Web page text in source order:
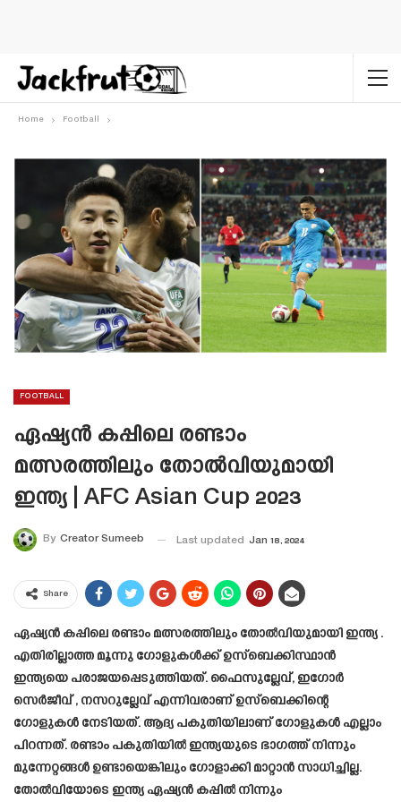
Home Football
FOOTBALL
ഏഷ്യൻ കപ്പിലെ രണ്ടാം
മത്സരത്തിലും തോൽവിയുമായി
ഇന്ത്യ | AFC Asian Cup 2023
By Creator Sumeeb Last updated Jan 18, 2024
Share
ഏഷ്യൻ കപ്പിലെ രണ്ടാം മത്സരത്തിലും തോൽവിയുമായി ഇന്ത്യ .
എതിരില്ലാത്ത മൂന്നു ഗോളുകൾക്ക് ഉസ്‌ബെക്കിസ്ഥാൻ
ഇന്ത്യയെ പരാജയപ്പെടുത്തിയത്. ഫൈസുല്ലേവ്, ഇഗോർ
സെർജീവ് , നസറുല്ലേവ് എന്നിവരാണ് ഉസ്‌ബെക്കിന്റെ
ഗോളുകൾ നേടിയത്. ആദ്യ പകുതിയിലാണ് ഗോളുകൾ എല്ലാം
പിറന്നത്. രണ്ടാം പകുതിയിൽ ഇന്ത്യയുടെ ഭാഗത്ത് നിന്നും
മുന്നേറ്റങ്ങൾ ഉണ്ടായെങ്കിലും ഗോളാക്കി മാറ്റാൻ സാധിച്ചില്ല.
തോൽവിയോടെ ഇന്ത്യ ഏഷ്യൻ കപ്പിൽ നിന്നും